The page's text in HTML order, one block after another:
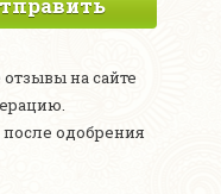
на сайте
одобрения